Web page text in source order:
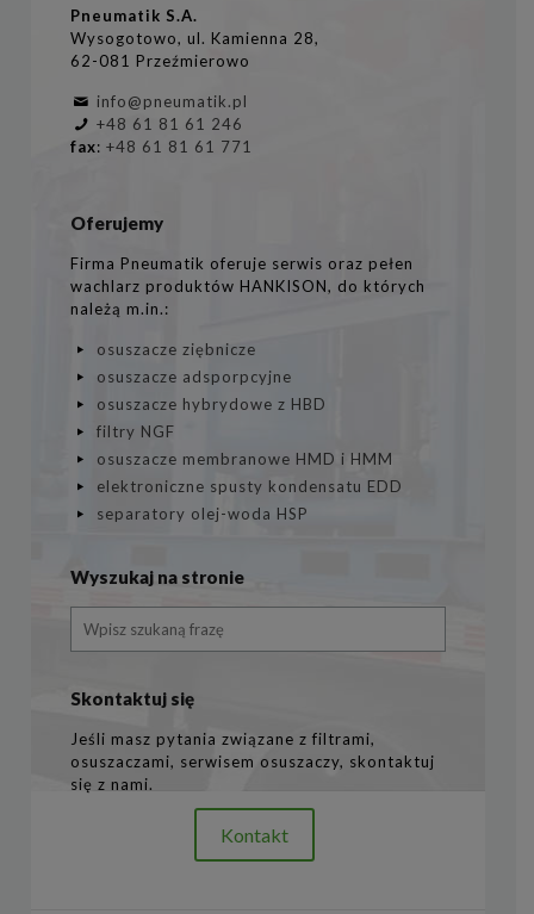
Pneumatik S.A.
Wysogotowo, ul. Kamienna 28,
62-081 Przeźmierowo
info@pneumatik.pl
+48 61 81 61 246
fax: +48 61 81 61 771
Oferujemy
Firma Pneumatik oferuje serwis oraz pełen
wachlarz produktów HANKISON, do których
należą m.in.:
osuszacze ziębnicze
osuszacze adsporpcyjne
osuszacze hybrydowe z HBD
filtry NGF
osuszacze membranowe HMD i HMM
elektroniczne spusty kondensatu EDD
separatory olej-woda HSP
Wyszukaj na stronie
Skontaktuj się
Jeśli masz pytania związane z filtrami,
osuszaczami, serwisem osuszaczy, skontaktuj
się z nami.
Kontakt